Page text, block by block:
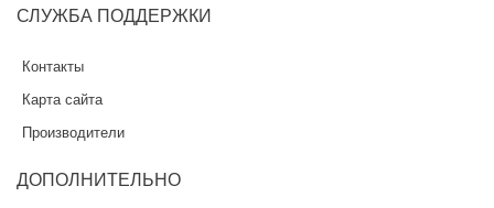
СЛУЖБА ПОДДЕРЖКИ
Контакты
Карта сайта
Производители
ДОПОЛНИТЕЛЬНО